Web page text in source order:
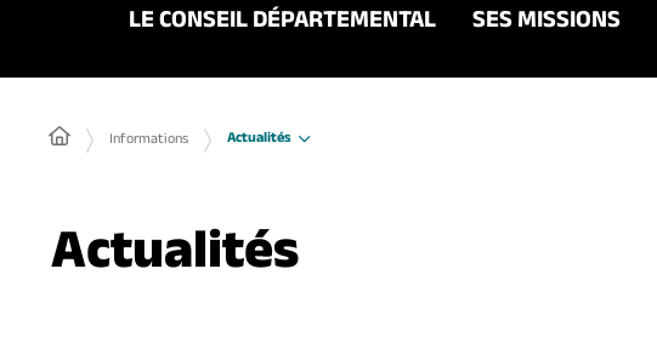
LE CONSEIL DÉPARTEMENTAL SES MISSIONS
Informations Actualités
Actualités